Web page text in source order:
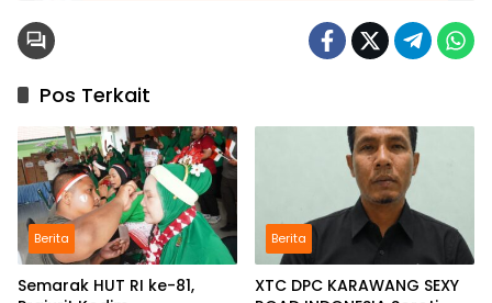
Pos Terkait
Berita
Semarak HUT RI ke-81,
Berita
XTC DPC KARAWANG SEXY